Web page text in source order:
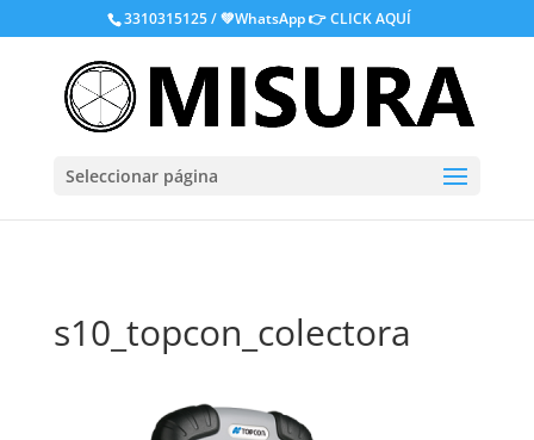
3310315125 / 💚WhatsApp👉 CLICK AQUÍ
Seleccionar página
s10_topcon_colectora